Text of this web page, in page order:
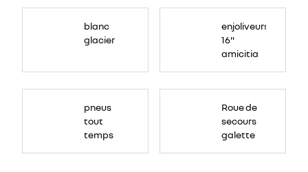
blanc
glacier
enjoliveurs
16"
amicitia
pneus
tout
temps
Roue de
secours
galette